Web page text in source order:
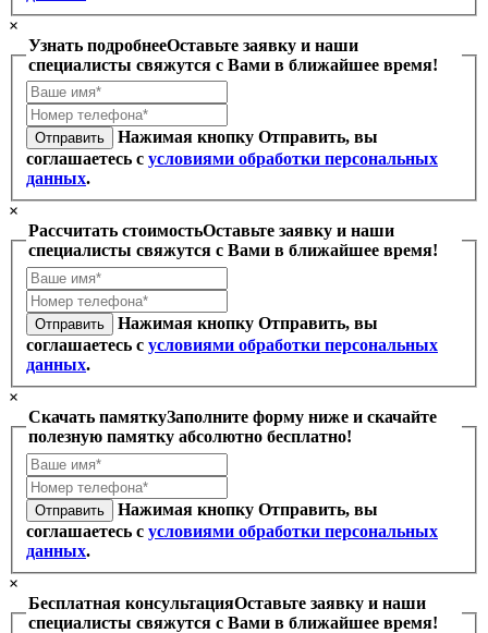
×
Узнать подробнееОставьте заявку и наши
специалисты свяжутся с Вами в ближайшее время!
Отправить
Нажимая кнопку Отправить, вы
соглашаетесь с условиями обработки персональных
данных.
×
Рассчитать стоимостьОставьте заявку и наши
специалисты свяжутся с Вами в ближайшее время!
Отправить
Нажимая кнопку Отправить, вы
соглашаетесь с условиями обработки персональных
данных.
×
Скачать памяткуЗаполните форму ниже и скачайте
полезную памятку абсолютно бесплатно!
Отправить
Нажимая кнопку Отправить, вы
соглашаетесь с условиями обработки персональных
данных.
×
Бесплатная консультацияОставьте заявку и наши
специалисты свяжутся с Вами в ближайшее время!